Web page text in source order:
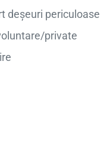
deșeuri periculoase
private